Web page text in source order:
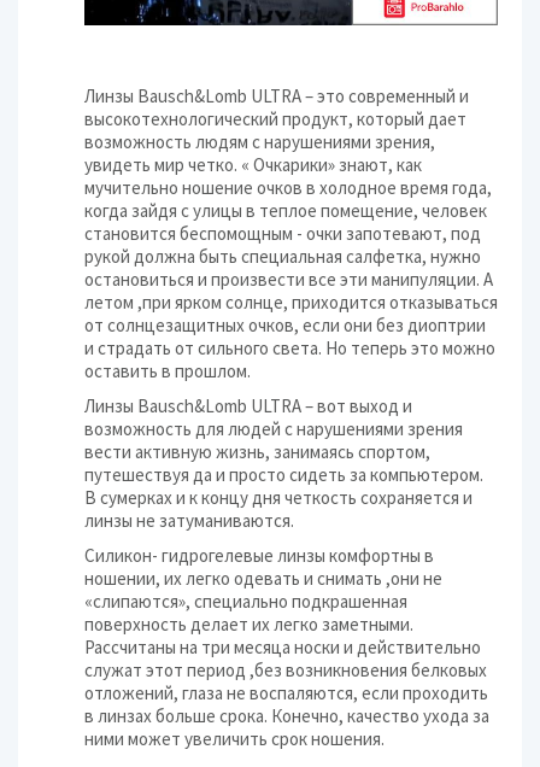
Линзы Bausch&Lomb ULTRA – это современный и
высокотехнологический продукт, который дает
возможность людям с нарушениями зрения,
увидеть мир четко. « Очкарики» знают, как
мучительно ношение очков в холодное время года,
когда зайдя с улицы в теплое помещение, человек
становится беспомощным - очки запотевают, под
рукой должна быть специальная салфетка, нужно
остановиться и произвести все эти манипуляции. А
летом ,при ярком солнце, приходится отказываться
от солнцезащитных очков, если они без диоптрии
и страдать от сильного света. Но теперь это можно
оставить в прошлом.
Линзы Bausch&Lomb ULTRA – вот выход и
возможность для людей с нарушениями зрения
вести активную жизнь, занимаясь спортом,
путешествуя да и просто сидеть за компьютером.
В сумерках и к концу дня четкость сохраняется и
линзы не затуманиваются.
Силикон- гидрогелевые линзы комфортны в
ношении, их легко одевать и снимать ,они не
«слипаются», специально подкрашенная
поверхность делает их легко заметными.
Рассчитаны на три месяца носки и действительно
служат этот период ,без возникновения белковых
отложений, глаза не воспаляются, если проходить
в линзах больше срока. Конечно, качество ухода за
ними может увеличить срок ношения.